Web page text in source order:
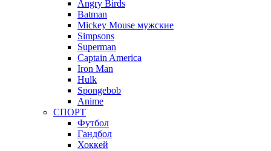
Angry Birds
Batman
Mickey Mouse мужские
Simpsons
Superman
Captain America
Iron Man
Hulk
Spongebob
Anime
СПОРТ
Футбол
Гандбол
Хоккей